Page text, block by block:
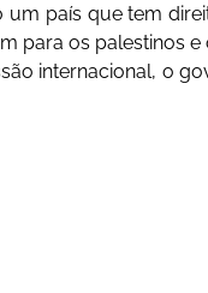
um país que tem
para os palestinos
internacional, o